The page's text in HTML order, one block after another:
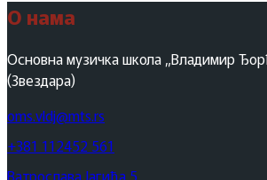
О нама
Основна музичка школа „Владимир
(Звездара)
oms.vldj@mts.rs
+381 112452 561
Ватрослава Јагића 5